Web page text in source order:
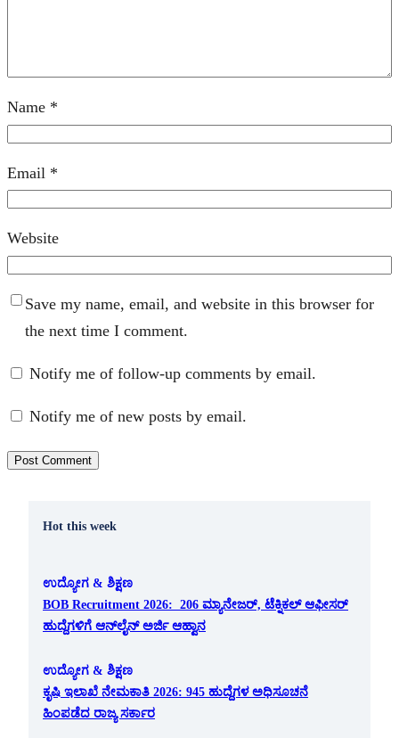
Name *
Email *
Website
Save my name, email, and website in this browser for
the next time I comment.
Notify me of follow-up comments by email.
Notify me of new posts by email.
Hot this week
ಉದ್ಯೋಗ & ಶಿಕ್ಷಣ
BOB Recruitment 2026: 206 ಮ್ಯಾನೇಜರ್, ಟೆಕ್ನಿಕಲ್ ಆಫೀಸರ್
ಹುದ್ದೆಗಳಿಗೆ ಆನ್‌ಲೈನ್ ಅರ್ಜಿ ಆಹ್ವಾನ
ಉದ್ಯೋಗ & ಶಿಕ್ಷಣ
ಕೃಷಿ ಇಲಾಖೆ ನೇಮಕಾತಿ 2026: 945 ಹುದ್ದೆಗಳ ಅಧಿಸೂಚನೆ
ಹಿಂಪಡೆದ ರಾಜ್ಯ ಸರ್ಕಾರ